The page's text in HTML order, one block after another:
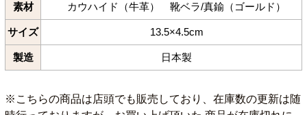
素材 カウハイド（牛革） 靴ベラ/真鍮（ゴールド）
サイズ 13.5×4.5cm
製造 日本製
※こちらの商品は店頭でも販売しており、在庫数の更新は随